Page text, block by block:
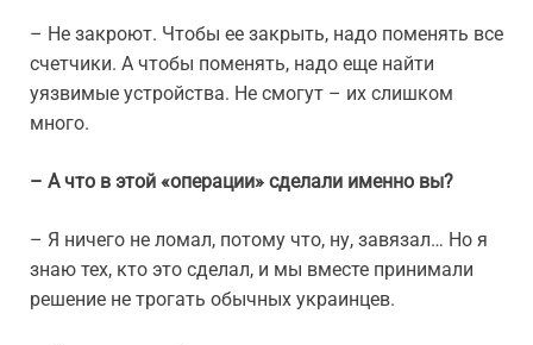
– Не закроют. Чтобы ее закрыть, надо поменять все
счетчики. А чтобы поменять, надо еще найти
уязвимые устройства. Не смогут – их слишком
много.
– А что в этой «операции» сделали именно вы?
– Я ничего не ломал, потому что, ну, завязал… Но я
знаю тех, кто это сделал, и мы вместе принимали
решение не трогать обычных украинцев.